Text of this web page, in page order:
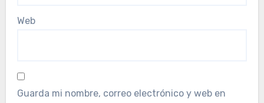
Web
Guarda mi nombre, correo electrónico y web en